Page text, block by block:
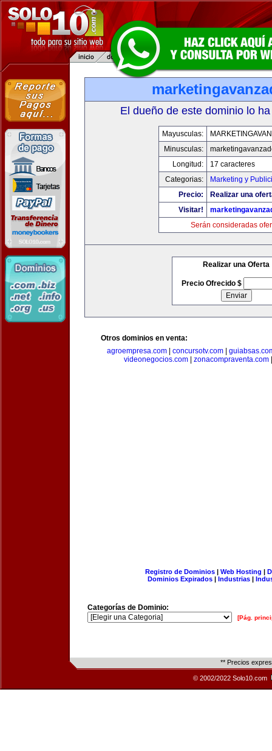
El dueño de este dominio lo
Mayusculas:
Minusculas:
Longitud:
17 caracteres
Categorias:
Marketing y
Precio:
Realizar una
Visitar!
Serán consideradas
Realizar una Oferta
Precio Ofrecido $
Otros dominios en venta:
agroempresa.com
concursotv.com
videonegocios.com
zonacompraventa.com
Registro de Dominios| Web Hosting |
Dominios Expirados | Industrias |
Categorías de Dominio:
[Pág.
** Precios
© 2002/2022 Solo10.com